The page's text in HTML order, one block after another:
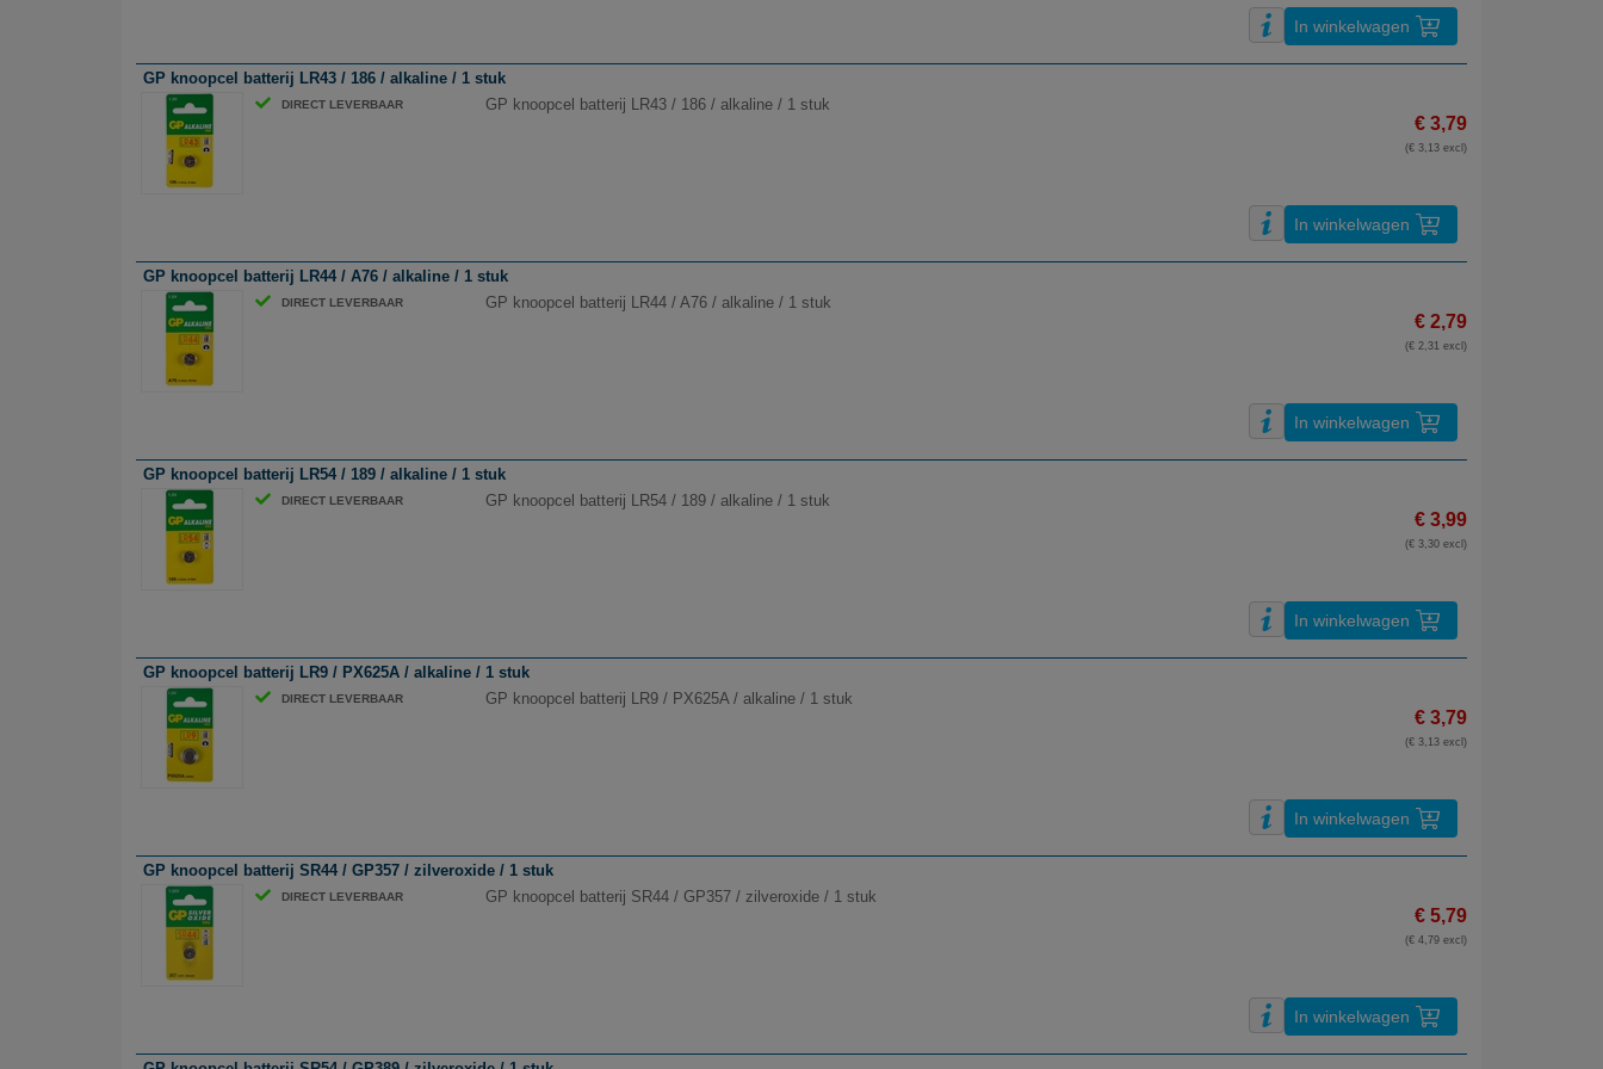
In winkelwagen
GP knoopcel batterij LR43 / 186 / alkaline / 1 stuk
DIRECT LEVERBAAR GP knoopcel batterij LR43 / 186 / alkaline / 1 stuk
€ 3,79
(€ 3,13 excl)
In winkelwagen
GP knoopcel batterij LR44 / A76 / alkaline / 1 stuk
DIRECT LEVERBAAR GP knoopcel batterij LR44 / A76 / alkaline / 1 stuk
€ 2,79
(€ 2,31 excl)
In winkelwagen
GP knoopcel batterij LR54 / 189 / alkaline / 1 stuk
DIRECT LEVERBAAR GP knoopcel batterij LR54 / 189 / alkaline / 1 stuk
€ 3,99
(€ 3,30 excl)
In winkelwagen
GP knoopcel batterij LR9 / PX625A / alkaline / 1 stuk
DIRECT LEVERBAAR GP knoopcel batterij LR9 / PX625A / alkaline / 1 stuk
€ 3,79
(€ 3,13 excl)
In winkelwagen
GP knoopcel batterij SR44 / GP357 / zilveroxide / 1 stuk
DIRECT LEVERBAAR GP knoopcel batterij SR44 / GP357 / zilveroxide / 1 stuk
€ 5,79
(€ 4,79 excl)
In winkelwagen